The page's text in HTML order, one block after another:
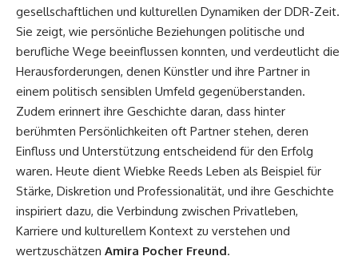
gesellschaftlichen und kulturellen Dynamiken der DDR-Zeit.
Sie zeigt, wie persönliche Beziehungen politische und
berufliche Wege beeinflussen konnten, und verdeutlicht die
Herausforderungen, denen Künstler und ihre Partner in
einem politisch sensiblen Umfeld gegenüberstanden.
Zudem erinnert ihre Geschichte daran, dass hinter
berühmten Persönlichkeiten oft Partner stehen, deren
Einfluss und Unterstützung entscheidend für den Erfolg
waren. Heute dient Wiebke Reeds Leben als Beispiel für
Stärke, Diskretion und Professionalität, und ihre Geschichte
inspiriert dazu, die Verbindung zwischen Privatleben,
Karriere und kulturellem Kontext zu verstehen und
wertzuschätzen Amira Pocher Freund.